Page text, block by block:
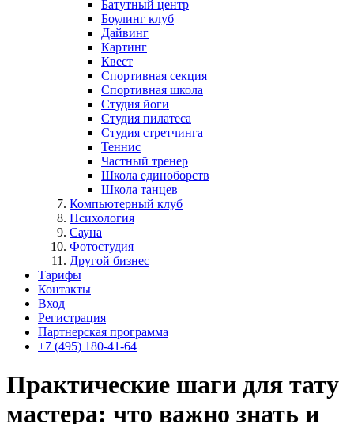
Батутный центр
Боулинг клуб
Дайвинг
Картинг
Квест
Спортивная секция
Спортивная школа
Студия йоги
Студия пилатеса
Студия стретчинга
Теннис
Частный тренер
Школа единоборств
Школа танцев
Компьютерный клуб
Психология
Сауна
Фотостудия
Другой бизнес
Тарифы
Контакты
Вход
Регистрация
Партнерская программа
+7 (495) 180-41-64
Практические шаги для тату
мастера: что важно знать и